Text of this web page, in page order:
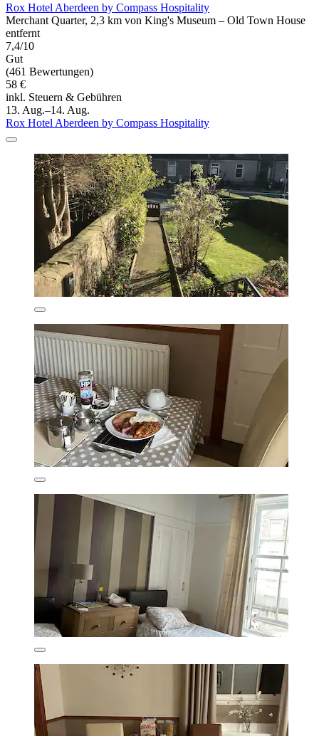
Rox Hotel Aberdeen by Compass Hospitality
Merchant Quarter, 2,3 km von King's Museum – Old Town House
entfernt
7,4/10
Gut
(461 Bewertungen)
58 €
inkl. Steuern & Gebühren
13. Aug.–14. Aug.
Rox Hotel Aberdeen by Compass Hospitality